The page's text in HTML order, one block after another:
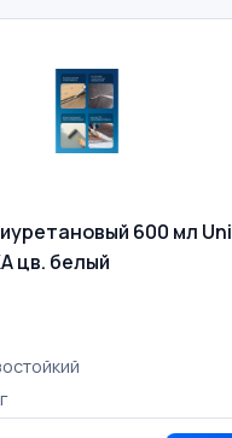
600 мл
цв. белый